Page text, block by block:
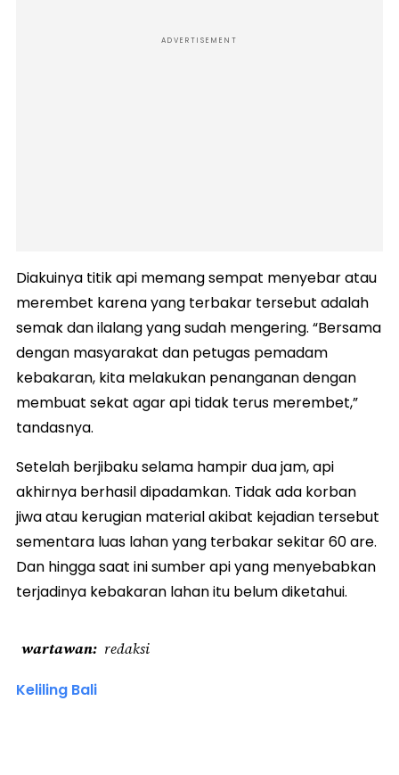
ADVERTISEMENT
Diakuinya titik api memang sempat menyebar atau
merembet karena yang terbakar tersebut adalah
semak dan ilalang yang sudah mengering. “Bersama
dengan masyarakat dan petugas pemadam
kebakaran, kita melakukan penanganan dengan
membuat sekat agar api tidak terus merembet,”
tandasnya.
Setelah berjibaku selama hampir dua jam, api
akhirnya berhasil dipadamkan. Tidak ada korban
jiwa atau kerugian material akibat kejadian tersebut
sementara luas lahan yang terbakar sekitar 60 are.
Dan hingga saat ini sumber api yang menyebabkan
terjadinya kebakaran lahan itu belum diketahui.
wartawan redaksi
Keliling Bali